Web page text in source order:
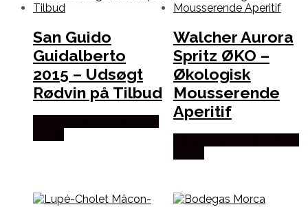
San Guido
Guidalberto
2015 – Udsøgt
Rødvin på Tilbud
Walcher Aurora
Spritz ØKO –
Økologisk
Mousserende
Aperitif